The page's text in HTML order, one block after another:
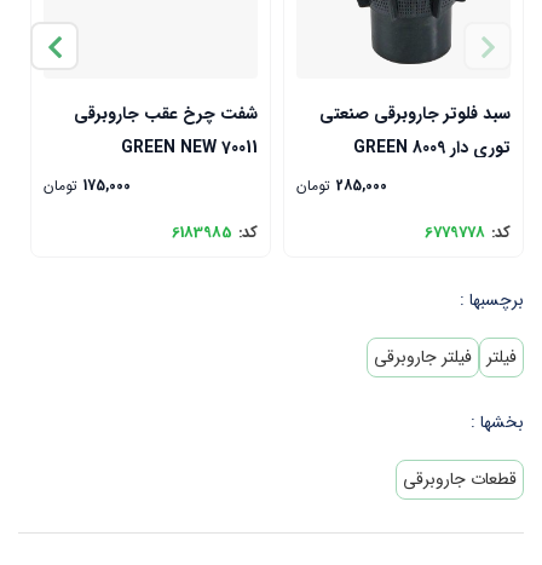
سبد فلوتر جاروبرقی صنعتی
توری دار GREEN 8009
285,000 تومان
کد: 6779778
شفت چرخ عقب جاروبرقی
GREEN NEW 70011
175,000 تومان
کد: 6183985
برچسبها :
فیلتر فیلتر جاروبرقی
بخشها :
قطعات جاروبرقی